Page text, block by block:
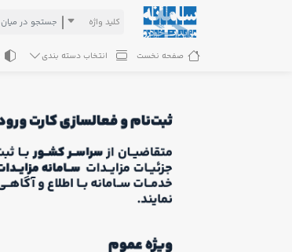
کلید واژه
صفحه نخست انتخاب دسته بندی